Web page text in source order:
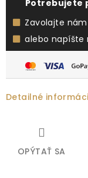
Potrebujete
Zavolajte
alebo napíšte
Detailné
OPÝTAŤ SA